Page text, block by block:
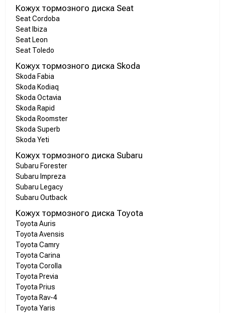
Кожух тормозного диска Seat
Seat Cordoba
Seat Ibiza
Seat Leon
Seat Toledo
Кожух тормозного диска Skoda
Skoda Fabia
Skoda Kodiaq
Skoda Octavia
Skoda Rapid
Skoda Roomster
Skoda Superb
Skoda Yeti
Кожух тормозного диска Subaru
Subaru Forester
Subaru Impreza
Subaru Legacy
Subaru Outback
Кожух тормозного диска Toyota
Toyota Auris
Toyota Avensis
Toyota Camry
Toyota Carina
Toyota Corolla
Toyota Previa
Toyota Prius
Toyota Rav-4
Toyota Yaris